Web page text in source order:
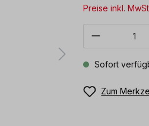
Preise inkl.
Produkt
Sofort
Zum